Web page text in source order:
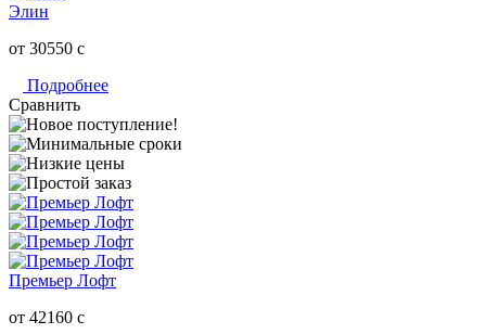
Элин
от 30550 c
Подробнее
Сравнить
Премьер Лофт
от 42160 c